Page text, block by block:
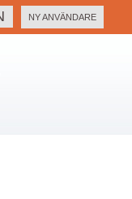
NY ANVÄNDARE